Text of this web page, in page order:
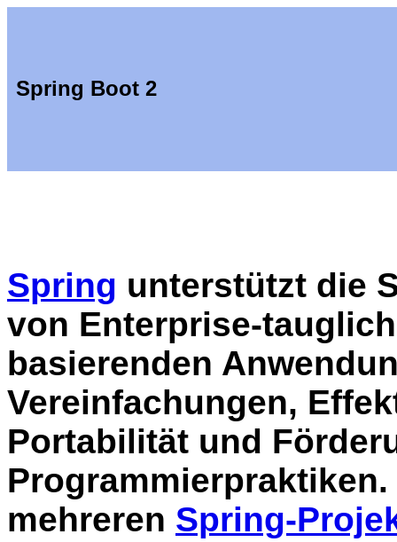
Spring Boot 2
Spring unterstützt die
von Enterprise-
basierenden
Vereinfachungen,
Portabilität und
mehreren Spring-